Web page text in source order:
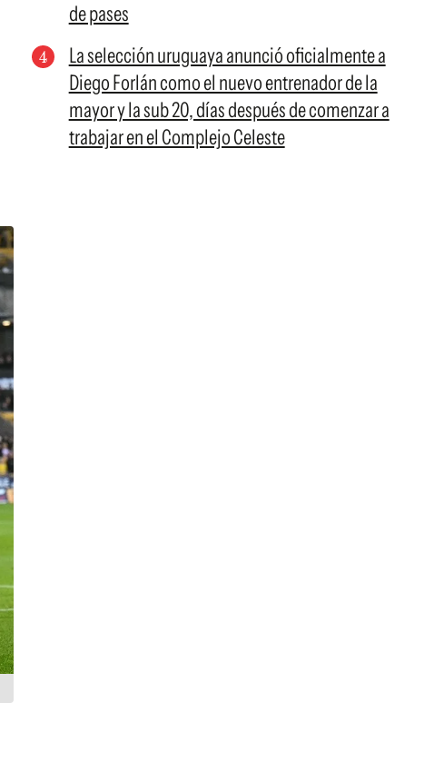
de pases
La selección uruguaya anunció oficialmente a
Diego Forlán como el nuevo entrenador de la
mayor y la sub 20, días después de comenzar a
trabajar en el Complejo Celeste